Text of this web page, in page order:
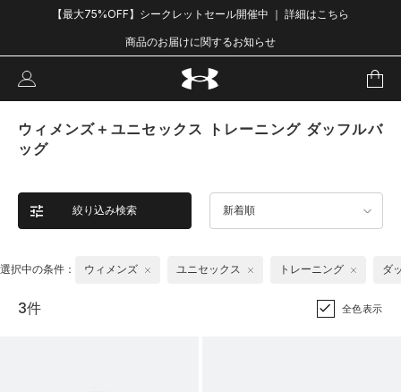
【最大75%OFF】シークレットセール開催中 ｜ 詳細はこちら
商品のお届けに関するお知らせ
ウィメンズ＋ユニセックス トレーニング ダッフルバ
ッグ
絞り込み検索 新着順
選択中の条件： ウィメンズ ユニセックス トレーニング ダ
3件 全色表示